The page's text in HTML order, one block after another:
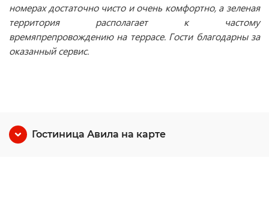
номерах достаточно чисто и очень комфортно, а зеленая
территория располагает к частому
времяпрепровождению на террасе. Гости благодарны за
оказанный сервис.
Гостиница Авила на карте